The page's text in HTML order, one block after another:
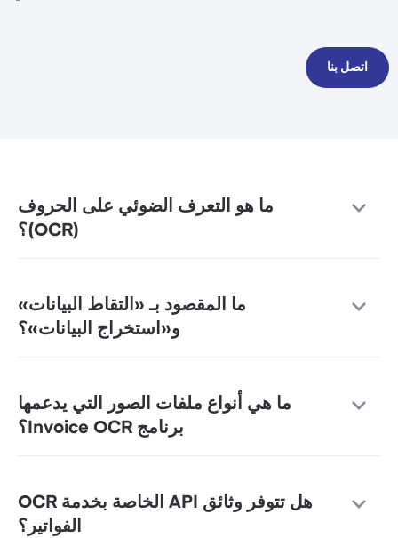
اتصل بنا
ما هو التعرف الضوئي على الحروف
ما المقصود بـ «التقاط البيانات»
و«استخراج البيانات»؟
ما هي أنواع ملفات الصور التي يدعمها
برنامج Invoice OCR؟
هل تتوفر وثائق API الخاصة بخدمة OCR
الفواتير؟